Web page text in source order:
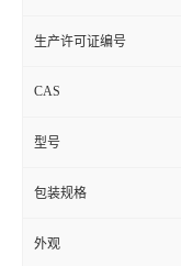
生产许可证编号
CAS
型号
包装规格
外观